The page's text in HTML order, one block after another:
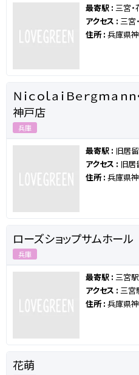
最寄駅 : 三宮
アクセス : 三宮
住所 : 兵庫県
ＮｉｃｏｌａｉＢｅｒｇｍａｎ
神戸店
兵庫
最寄駅 : 旧居
アクセス : 旧居
住所 : 兵庫県
ローズショップサムホール
兵庫
最寄駅 : 三宮駅
アクセス : 三宮
住所 : 兵庫県
花萌